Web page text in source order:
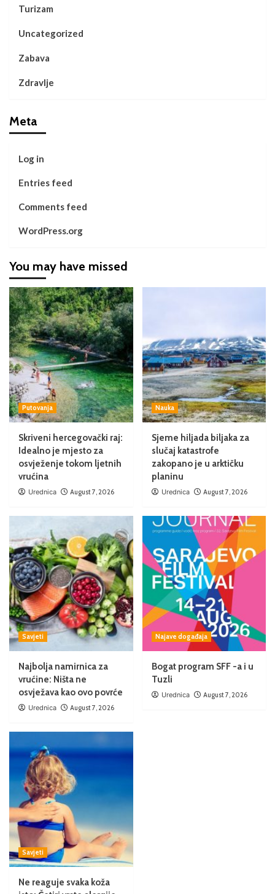
Turizam
Uncategorized
Zabava
Zdravlje
Meta
Log in
Entries feed
Comments feed
WordPress.org
You may have missed
Putovanja
Skriveni hercegovački raj:
Idealno je mjesto za
osvježenje tokom ljetnih
vrućina
Urednica August 7, 2026
Nauka
Sjeme hiljada biljaka za
slučaj katastrofe
zakopano je u arktičku
planinu
Urednica August 7, 2026
Savjeti
Najbolja namirnica za
vrućine: Ništa ne
osvježava kao ovo povrće
Urednica August 7, 2026
Najave događaja
Bogat program SFF -a i u
Tuzli
Urednica August 7, 2026
Savjeti
Ne reaguje svaka koža